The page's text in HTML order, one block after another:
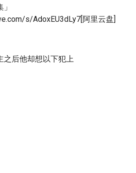
s/AdoxEU3dLy7[阿里云盘]
之后他却想以下犯上